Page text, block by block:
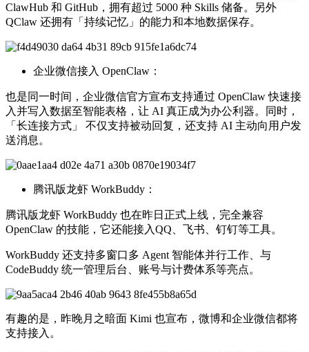
ClawHub 和 GitHub，拥有超过 5000 种 Skills 储备。另外
QClaw 还拥有「持续记忆」的能力和本地数据保存。
企业微信接入 OpenClaw：
也是同一时间，企业微信官方宣布支持通过 OpenClaw 快速接
入并写入数据至智能表格，让 AI 真正成为办公利器。同时，
「长连接方式」 不仅支持被动回复，还支持 AI 主动向用户发
送消息。
腾讯版龙虾 WorkBuddy：
腾讯版龙虾 WorkBuddy 也在昨日正式上线，完全兼容
OpenClaw 的技能，它还能接入QQ、飞书、钉钉等工具。
WorkBuddy 还支持多窗口多 Agent 智能体并行工作、与
CodeBuddy 统一管理后台、账号与计费体系等亮点。
有趣的是，昨晚月之暗面 Kimi 也宣布，微博和企业微信都将
支持接入。